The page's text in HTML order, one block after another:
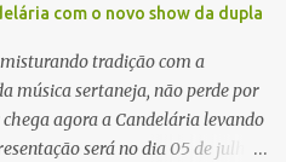
com o novo show da dupla
tradição com a
música sertaneja, não perde por
agora a Candelária levando
será no dia 05 de julho